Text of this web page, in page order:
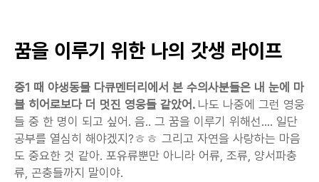
꿈을 이루기 위한 나의 갓생 라이프
중1 때 야생동물 다큐멘터리에서 본 수의사분들은 내 눈에 마
블 히어로보다 더 멋진 영웅들 같았어. 나도 나중에 그런 영웅
들 중 한 명이 되고 싶어. 음.. 그 꿈을 이루기 위해선…. 일단
공부를 열심히 해야겠지?ㅎㅎ 그리고 자연을 사랑하는 마음
도 중요한 것 같아. 포유류뿐만 아니라 어류, 조류, 양서파충
류, 곤충들까지 말이야.